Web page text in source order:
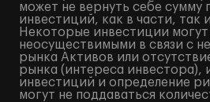
может не вернуть себе сумму
инвестиций, как в части, так
Некоторые инвестиции могут
неосуществимыми в связи с
рынка Активов или
рынка (интереса инвестора),
инвестиций и определение
могут не поддаваться